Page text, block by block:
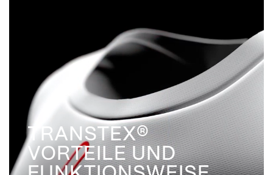
TRANSTEX®
VORTEILE UND